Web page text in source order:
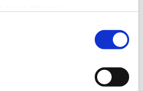
studien och resultat
studie 2018
(1009.79